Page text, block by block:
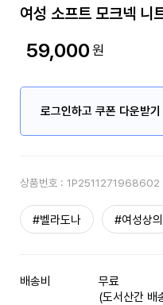
여성 소프트 모크넥 니
59,000원
로그인하고 쿠폰 다운받기
상품번호 : 1P2511271968602
#벨라도나 #여성상의
배송비
무료
(도서산간